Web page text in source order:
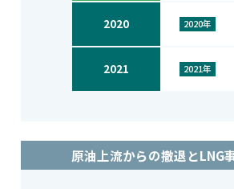
2020 2020年
2021 2021年
原油上流からの撤退とLNG